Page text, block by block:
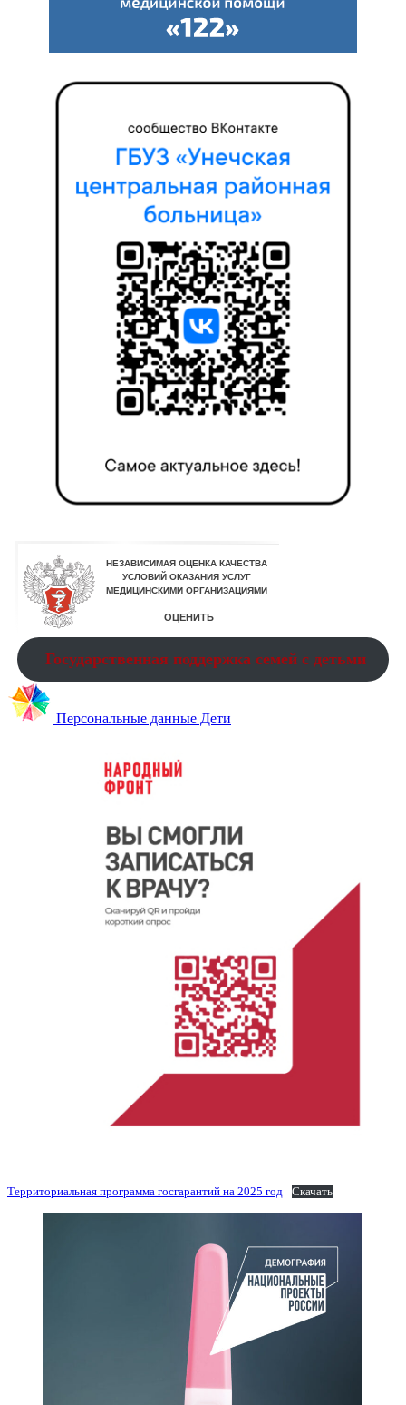
Государственная поддержка семей с детьми
Персональные данные Дети
Территориальная программа госгарантий на 2025 год Скачать